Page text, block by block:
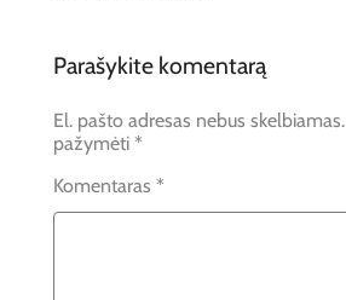
Parašykite komentarą
El. pašto adresas nebus skelbiamas.
pažymėti *
Komentaras *